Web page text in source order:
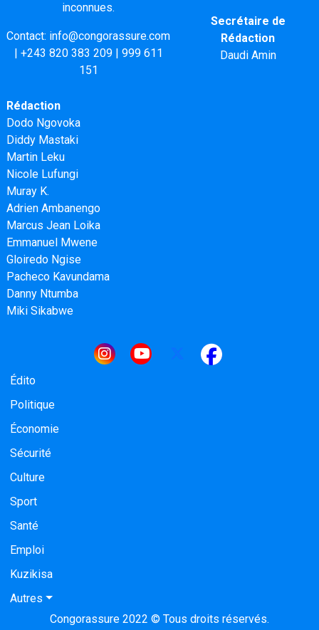
inconnues.
Contact: info@congorassure.com
+243 820 383 209| 999 611
151
Secrétaire de
Rédaction
Daudi Amin
Rédaction
Dodo Ngovoka
Diddy Mastaki
Martin Leku
Nicole Lufungi
Muray K.
Adrien Ambanengo
Marcus Jean Loika
Emmanuel Mwene
Gloiredo Ngise
Pacheco Kavundama
Danny Ntumba
Miki Sikabwe
Navigation principale
Édito
Politique
Économie
Sécurité
Culture
Sport
Santé
Emploi
Kuzikisa
Autres
Congorassure 2022 © Tous droits réservés.